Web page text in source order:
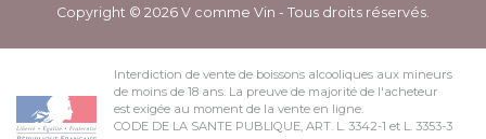
Copyright © 2026 V comme Vin - Tous droits réservés.
Interdiction de vente de boissons alcooliques aux mineurs
de moins de 18 ans. La preuve de majorité de l'acheteur
est exigée au moment de la vente en ligne.
CODE DE LA SANTE PUBLIQUE, ART. L. 3342-1 et L. 3353-3